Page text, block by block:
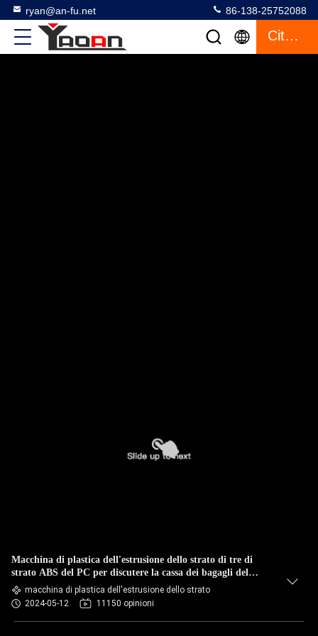
ryan@an-fu.net 86-138-25752088
Citazione
Macchina di plastica dell'estrusione dello strato di tre di
strato ABS del PC per discutere la cassa dei bagagli del
bagaglio
macchina di plastica dell'estrusione dello strato
2024-05-12
11150 opinioni